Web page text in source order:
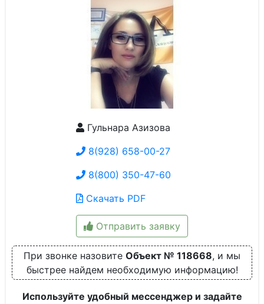
Гульнара Азизова
8(928) 658-00-27
8(800) 350-47-60
Скачать PDF
Отправить заявку
При звонке назовите Объект № 118668, и мы
быстрее найдем необходимую информацию!
Используйте удобный мессенджер и задайте